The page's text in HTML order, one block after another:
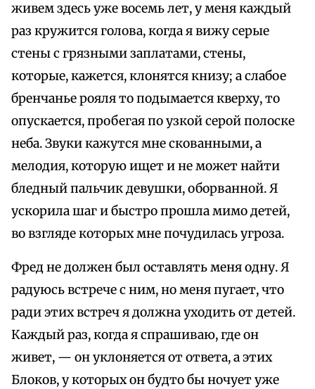
живем здесь уже восемь лет, у меня каждый
раз кружится голова, когда я вижу серые
стены с грязными заплатами, стены,
которые, кажется, клонятся книзу; а слабое
бренчанье рояля то подымается кверху, то
опускается, пробегая по узкой серой полоске
неба. Звуки кажутся мне скованными, а
мелодия, которую ищет и не может найти
бледный пальчик девушки, оборванной. Я
ускорила шаг и быстро прошла мимо детей,
во взгляде которых мне почудилась угроза.
Фред не должен был оставлять меня одну. Я
радуюсь встрече с ним, но меня пугает, что
ради этих встреч я должна уходить от детей.
Каждый раз, когда я спрашиваю, где он
живет, — он уклоняется от ответа, а этих
Блоков, у которых он будто бы ночует уже